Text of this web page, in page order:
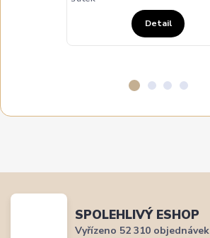
Detail
SPOLEHLIVÝ ESHOP
Vyřízeno 52 310 objednávek